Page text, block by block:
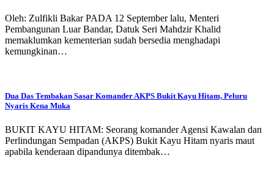
Oleh: Zulfikli Bakar PADA 12 September lalu, Menteri
Pembangunan Luar Bandar, Datuk Seri Mahdzir Khalid
memaklumkan kementerian sudah bersedia menghadapi
kemungkinan…
Dua Das Tembakan Sasar Komander AKPS Bukit Kayu Hitam, Peluru
Nyaris Kena Muka
BUKIT KAYU HITAM: Seorang komander Agensi Kawalan dan
Perlindungan Sempadan (AKPS) Bukit Kayu Hitam nyaris maut
apabila kenderaan dipandunya ditembak…